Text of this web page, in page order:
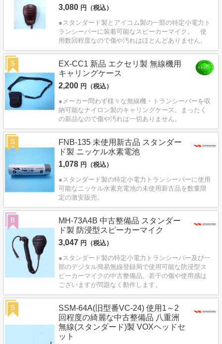
3,080 円（税込）
●スタンダード製とアイコム製の一部の特定小電力ト
ランシーバーに装着可能なスピーカーマイク。 使
用数回程度なので傷や汚れはほとんどありません。
EX-CC1 新品 エクセリ製 無線機用
キャリングケース
2,200 円（税込）
●メーカー問わず様々な無線機・トランシーバーを収
納可能なナイロン製のキャリングケース。まったく
の新品なので傷や汚れは一切ありません。
S
FNB-135 未使用新古品 スタンダー
ド製 ニッケル水素電池
1,078 円（税込）
●スタンダード製の特定小電力トランシーバーに使用
可能なニッケル水素充電池の未使用新古品を数量限
定の激安販売。
S
MH-73A4B 中古整備品 スタンダー
ド製 防浸型スピーカーマイク
3,047 円（税込）
●スタンダード製の特定小電力トランシーバー及び一
部のデジタル簡易無線登録局で使用可能な防浸型ス
ピーカーマイクの中古整備品。若干の傷や使用感は
ございますが問題なく動作します。
B
SSM-64A(旧型番VC-24) 使用1～2
回程度の綺麗な中古整備品 八重洲
無線(スタンダード)製 VOXヘッドセ
ット
S